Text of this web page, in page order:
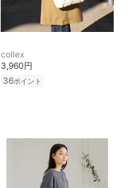
collex
3,960円
36ポイント